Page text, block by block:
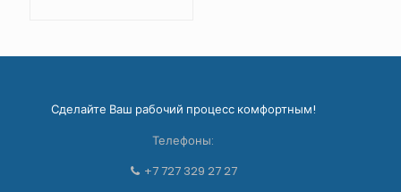
Сделайте Ваш рабочий процесс комфортным!
Телефоны:
+7 727 329 27 27